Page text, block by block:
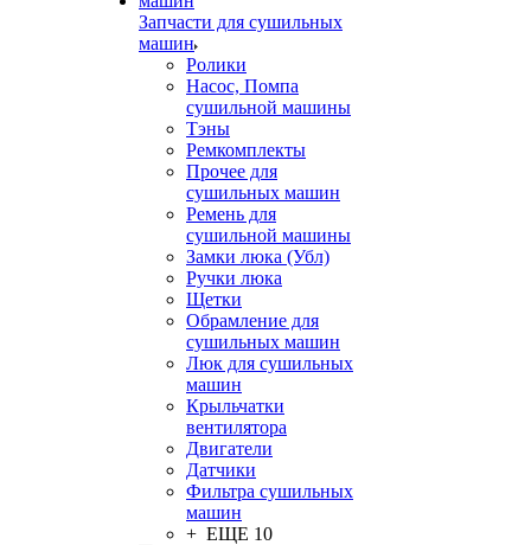
Запчасти для сушильных
машин
Ролики
Насос, Помпа
сушильной машины
Тэны
Ремкомплекты
Прочее для
сушильных машин
Ремень для
сушильной машины
Замки люка (Убл)
Ручки люка
Щетки
Обрамление для
сушильных машин
Люк для сушильных
машин
Крыльчатки
вентилятора
Двигатели
Датчики
Фильтра сушильных
машин
+ ЕЩЕ 10